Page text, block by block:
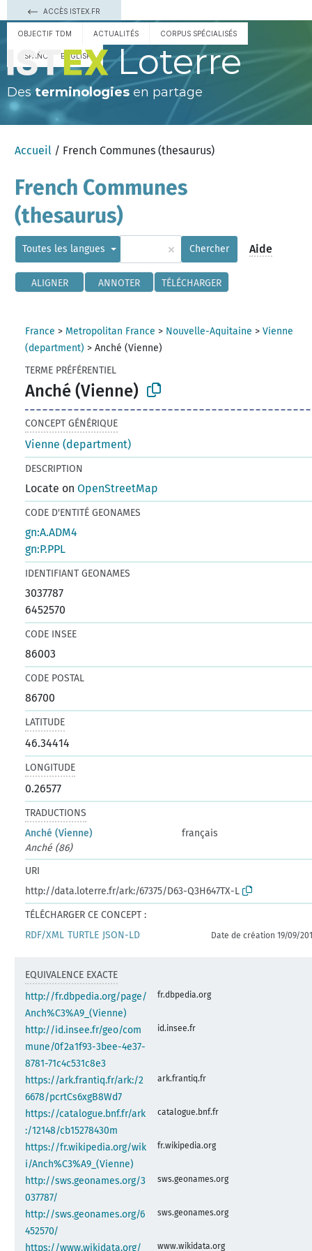
ACCÈS ISTEX.FR
OBJECTIF TDM ACTUALITÉS CORPUS SPÉCIALISÉS
ESPAÑOL ENGLISH Loterre
Des terminologies en partage
Accueil / French Communes (thesaurus)
French Communes
(thesaurus)
Toutes les langues × Chercher Aide
ALIGNER ANNOTER TÉLÉCHARGER
France > Metropolitan France > Nouvelle-Aquitaine >Vienne
(department) >Anché (Vienne)
TERME PRÉFÉRENTIEL
Anché (Vienne)
CONCEPT GÉNÉRIQUE
Vienne (department)
DESCRIPTION
Locate onOpenStreetMap
CODE D'ENTITÉ GEONAMES
gn:A.ADM4
gn:P.PPL
IDENTIFIANT GEONAMES
3037787
6452570
CODE INSEE
86003
CODE POSTAL
86700
LATITUDE
46.34414
LONGITUDE
0.26577
TRADUCTIONS
Anché (Vienne)
français
Anché (86)
URI
http://data.loterre.fr/ark:/67375/D63-Q3H647TX-L
TÉLÉCHARGER CE CONCEPT :
RDF/XML TURTLE JSON-LD Date de création 19/09/
EQUIVALENCE EXACTE
http://fr.dbpedia.org/page/
Anch%C3%A9_(Vienne)
fr.dbpedia.org
http://id.insee.fr/geo/com
mune/0f2a1f93-3bee-4e37-
8781-71c4c531c8e3
id.insee.fr
https://ark.frantiq.fr/ark:/2
6678/pcrtCs6xgB8Wd7
ark.frantiq.fr
https://catalogue.bnf.fr/ark
:/12148/cb15278430m
catalogue.bnf.fr
https://fr.wikipedia.org/wik
i/Anch%C3%A9_(Vienne)
fr.wikipedia.org
http://sws.geonames.org/3
037787/
sws.geonames.org
http://sws.geonames.org/6
452570/
sws.geonames.org
https://www.wikidata.org/
www.wikidata.org